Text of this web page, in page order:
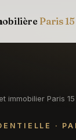
Paris 15
immobilier Paris 15
·